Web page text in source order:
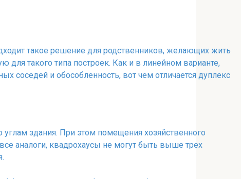
такое решение для родственников, желающих жить
такого типа построек. Как и в линейном варианте,
и обособленность, вот чем отличается дуплекс
здания. При этом помещения хозяйственного
аналоги, квадрохаусы не могут быть выше трех